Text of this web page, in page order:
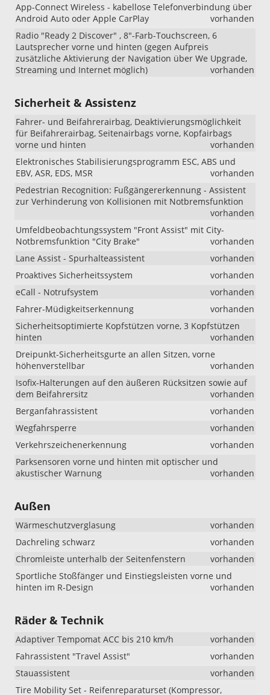
Zoll-
wird.
Wir
App-Connect Wireless - kabellose Telefonverbindung über
Android Auto oder Apple CarPlay
vorhanden
Radio "Ready 2 Discover" , 8"-Farb-Touchscreen, 6
Lautsprecher vorne und hinten (gegen Aufpreis
zusätzliche Aktivierung der Navigation über We Upgrade,
Streaming und Internet möglich)
vorhanden
Sicherheit & Assistenz
Fahrer- und Beifahrerairbag, Deaktivierungsmöglichkeit
für Beifahrerairbag, Seitenairbags vorne, Kopfairbags
vorne und hinten
vorhanden
Elektronisches Stabilisierungsprogramm ESC, ABS und
EBV, ASR, EDS, MSR
vorhanden
Pedestrian Recognition: Fußgängererkennung - Assistent
zur Verhinderung von Kollisionen mit Notbremsfunktion
vorhanden
Umfeldbeobachtungssystem "Front Assist" mit City-
Notbremsfunktion "City Brake"
vorhanden
Lane Assist - Spurhalteassistent
vorhanden
Proaktives Sicherheitssystem
vorhanden
eCall - Notrufsystem
vorhanden
Fahrer-Müdigkeitserkennung
vorhanden
Sicherheitsoptimierte Kopfstützen vorne, 3 Kopfstützen
hinten
vorhanden
Dreipunkt-Sicherheitsgurte an allen Sitzen, vorne
höhenverstellbar
vorhanden
Isofix-Halterungen auf den äußeren Rücksitzen sowie auf
dem Beifahrersitz
vorhanden
Berganfahrassistent
vorhanden
Wegfahrsperre
vorhanden
Verkehrszeichenerkennung
vorhanden
Parksensoren vorne und hinten mit optischer und
akustischer Warnung
vorhanden
Außen
Wärmeschutzverglasung
vorhanden
Dachreling schwarz
vorhanden
Chromleiste unterhalb der Seitenfenstern
vorhanden
Sportliche Stoßfänger und Einstiegsleisten vorne und
hinten im R-Design
vorhanden
Räder & Technik
Adaptiver Tempomat ACC bis 210 km/h
vorhanden
Fahrassistent "Travel Assist"
vorhanden
Stauassistent
vorhanden
Tire Mobility Set - Reifenreparaturset (Kompressor,